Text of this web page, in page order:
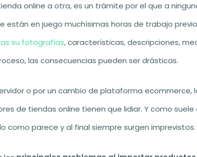
online a otra, es un trámite por el que a
están en juego muchísimas horas de trabajo
su fotografías, características, descripciones,
las consecuencias pueden ser drásticas.
o por un cambio de plataforma
de tiendas online tienen que lidiar. Y como
como parece y al final siempre surgen imprevistos.